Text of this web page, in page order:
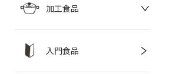
加工食品
入門食品